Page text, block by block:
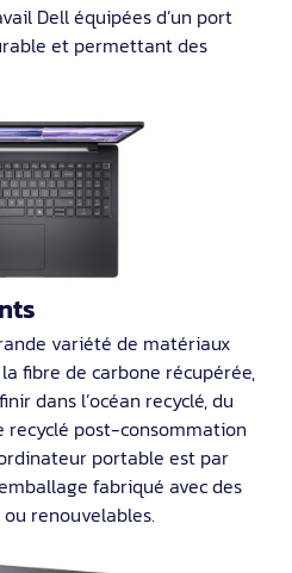
Dell équipées d’un port
et permettant des
variété de matériaux
fibre de carbone récupérée,
dans l’océan recyclé, du
recyclé post-consommation
portable est par
fabriqué avec des
renouvelables.